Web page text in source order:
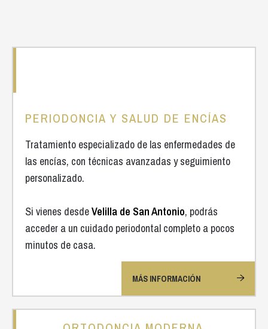
PERIODONCIA Y SALUD DE ENCÍAS
Tratamiento especializado de las enfermedades de
las encías, con técnicas avanzadas y seguimiento
personalizado.
Si vienes desdeVelilla de San Antonio, podrás
acceder a un cuidado periodontal completo a pocos
minutos de casa.
MÁS INFORMACIÓN